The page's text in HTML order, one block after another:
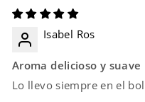
Isabel Ros
Aroma delicioso y suave
Lo llevo siempre en el